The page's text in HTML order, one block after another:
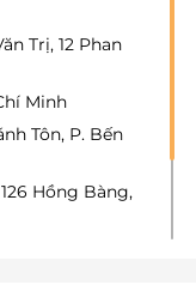
Trị, 12 Phan
Minh
Tôn, P. Bến
Hồng Bàng,